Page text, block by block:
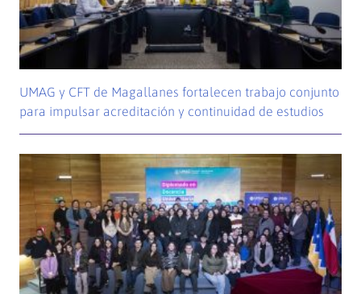
UMAG y CFT de Magallanes fortalecen trabajo conjunto
para impulsar acreditación y continuidad de estudios